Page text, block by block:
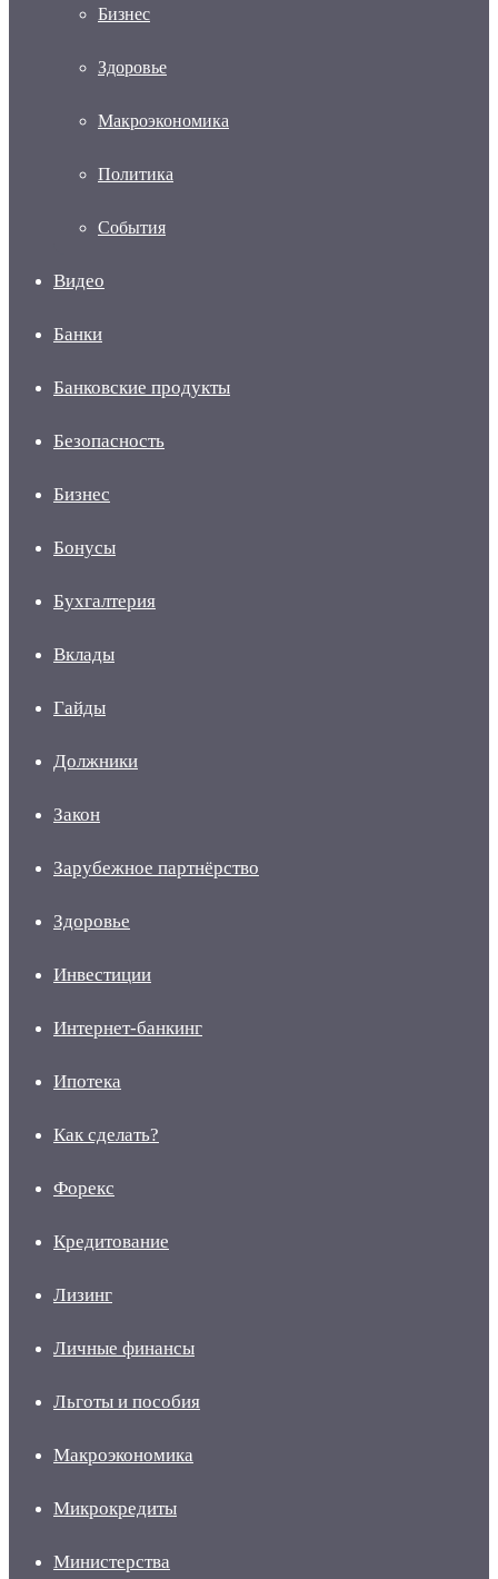
Бизнес
Здоровье
Макроэкономика
Политика
События
Видео
Банки
Банковские продукты
Безопасность
Бизнес
Бонусы
Бухгалтерия
Вклады
Гайды
Должники
Закон
Зарубежное партнёрство
Здоровье
Инвестиции
Интернет-банкинг
Ипотека
Как сделать?
Форекс
Кредитование
Лизинг
Личные финансы
Льготы и пособия
Макроэкономика
Микрокредиты
Министерства